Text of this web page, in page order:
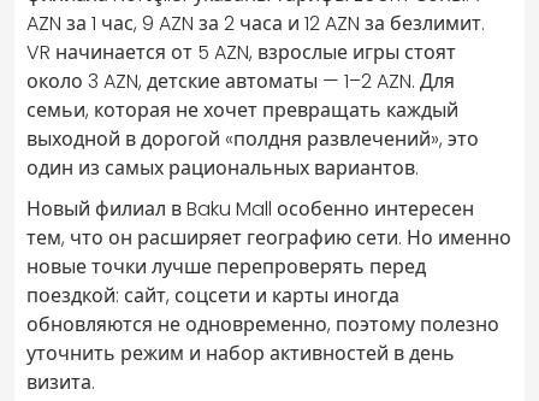
AZN за 1 час, 9 AZN за 2 часа и 12 AZN за безлимит.
VR начинается от 5 AZN, взрослые игры стоят
около 3 AZN, детские автоматы — 1–2 AZN. Для
семьи, которая не хочет превращать каждый
выходной в дорогой «полдня развлечений», это
один из самых рациональных вариантов.
Новый филиал в Baku Mall особенно интересен
тем, что он расширяет географию сети. Но именно
новые точки лучше перепроверять перед
поездкой: сайт, соцсети и карты иногда
обновляются не одновременно, поэтому полезно
уточнить режим и набор активностей в день
визита.